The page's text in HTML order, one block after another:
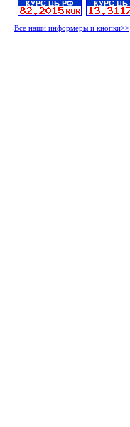
Все наши информеры и кнопки>>